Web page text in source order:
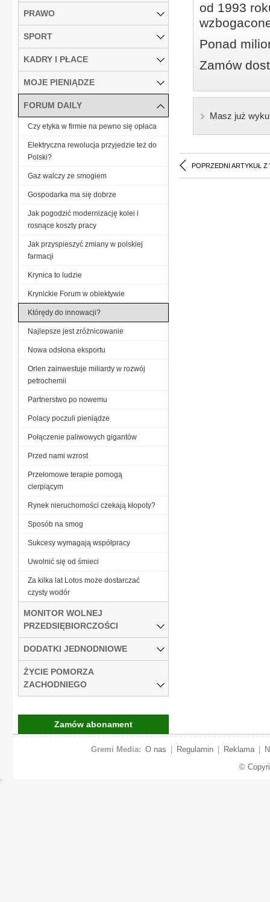
od 1993
Ponad
Zamów
Masz już
POPRZEDNI ARTYKUŁ Z
PRAWO
SPORT
KADRY I PŁACE
MOJE PIENIĄDZE
FORUM DAILY
Czy etyka w firmie na pewno się opłaca
Elektryczna rewolucja przyjedzie też do
Polski?
Gaz walczy ze smogiem
Gospodarka ma się dobrze
Jak pogodzić modernizację kolei i
rosnące koszty pracy
Jak przyspieszyć zmiany w polskiej
farmacji
Krynica to ludzie
Krynickie Forum w obiektywie
Którędy do innowacji?
Najlepsze jest zróżnicowanie
Nowa odsłona eksportu
Orlen zainwestuje miliardy w rozwój
petrochemii
Partnerstwo po nowemu
Polacy poczuli pieniądze
Połączenie paliwowych gigantów
Przed nami wzrost
Przełomowe terapie pomogą
cierpiącym
Rynek nieruchomości czekają kłopoty?
Sposób na smog
Sukcesy wymagają współpracy
Uwolnić się od śmieci
Za kilka lat Lotos może dostarczać
czysty wodór
MONITOR WOLNEJ
PRZEDSIĘBIORCZOŚCI
DODATKI JEDNODNIOWE
ŻYCIE POMORZA
ZACHODNIEGO
Zamów abonament
Gremi Media: O nas Regulamin Reklama
©